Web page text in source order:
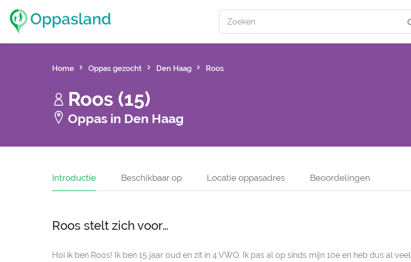
Zoeken
Home Oppas gezocht Den Haag Roos
Roos (15)
Oppas in Den Haag
Introductie Beschikbaar op Locatie oppasadres Beoordelingen
Roos stelt zich voor…
Hoi ik ben Roos! Ik ben 15 jaar oud en zit in 4 VWO. Ik pas al op sinds mijn 10e en heb dus al veel